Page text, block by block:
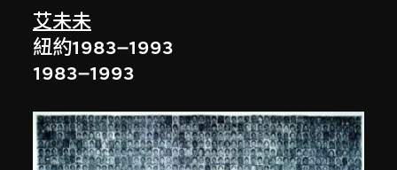
艾未未
紐約1983–1993
1983–1993